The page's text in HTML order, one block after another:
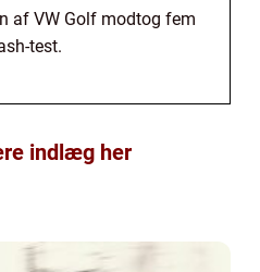
af VW Golf modtog fem
test.
indlæg her